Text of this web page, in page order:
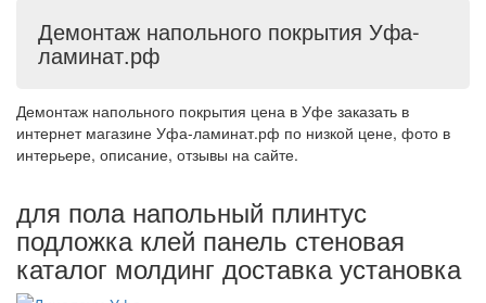
Демонтаж напольного покрытия Уфа-
ламинат.рф
Демонтаж напольного покрытия цена в Уфе заказать в
интернет магазине Уфа-ламинат.рф по низкой цене, фото в
интерьере, описание, отзывы на сайте.
для пола напольный плинтус
подложка клей панель стеновая
каталог молдинг доставка установка